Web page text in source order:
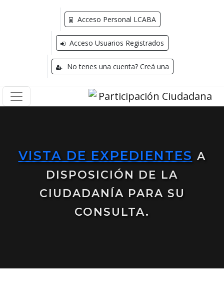
Acceso Personal LCABA
Acceso Usuarios Registrados
No tenes una cuenta? Creá una
VISTA DE EXPEDIENTES A
DISPOSICIÓN DE LA
CIUDADANÍA PARA SU
CONSULTA.